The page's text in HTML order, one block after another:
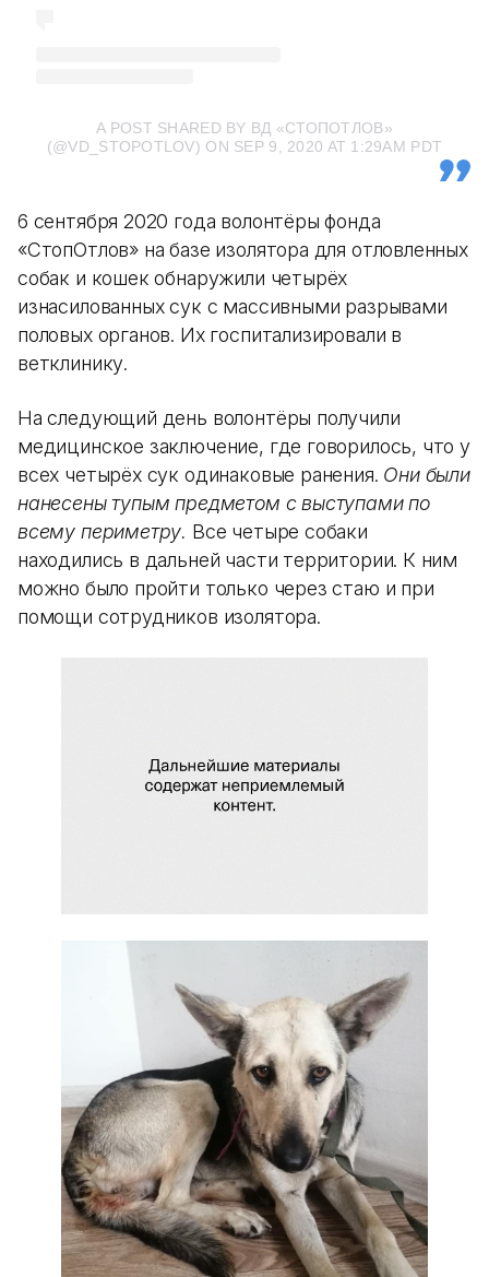
A POST SHARED BY ВД «СТОПОТЛОВ»
(@VD_STOPOTLOV) ON SEP 9, 2020 AT 1:29AM PDT
6 сентября 2020 года волонтёры фонда
«СтопОтлов» на базе изолятора для отловленных
собак и кошек обнаружили четырёх
изнасилованных сук с массивными разрывами
половых органов. Их госпитализировали в
ветклинику.
На следующий день волонтёры получили
медицинское заключение, где говорилось, что у
всех четырёх сук одинаковые ранения. Они были
нанесены тупым предметом с выступами по
всему периметру. Все четыре собаки
находились в дальней части территории. К ним
можно было пройти только через стаю и при
помощи сотрудников изолятора.